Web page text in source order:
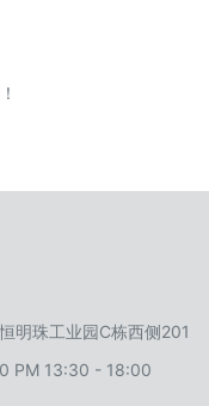
明珠工业园C栋西侧201
PM 13:30 - 18:00